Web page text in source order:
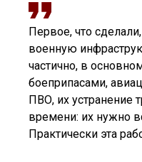
Первое, что
военную
частично, в
боеприпасами,
ПВО, их устранение
времени: их нужно
Практически эта